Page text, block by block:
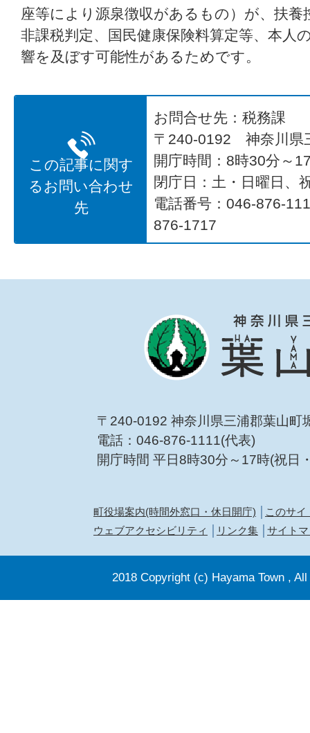
座等により源泉徴収があるもの）が、扶養
非課税判定、国民健康保険料算定等、本人
響を及ぼす可能性があるためです。
この記事に関す
るお問い合わせ
先
お問合せ先：税務課
〒240-0192 神奈川県
開庁時間：8時30分～
閉庁日：土・日曜日、
電話番号：046-876-
876-1717
〒240-0192 神奈川県三浦郡葉山町
電話：046-876-1111(代表)
開庁時間 平日8時30分～17時(祝日
町役場案内(時間外窓口・休日開庁)
このサイ
ウェブアクセシビリティ
リンク集 サイト
2018 Copyright (c) Hayama Town ,